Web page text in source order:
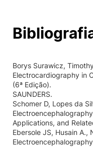
Borys Surawicz,
Electrocardiography in
(6ª Edição).
SAUNDERS.
Schomer D, Lopes da
Applications, and
Ebersole JS, Husain A.,